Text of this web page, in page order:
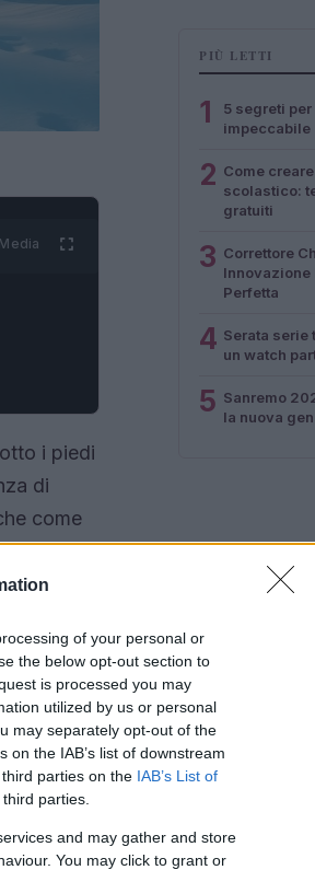
of your personal or
the below opt-out section to
is processed you may
utilized by us or personal
may separately opt-out of the
the IAB’s list of downstream
parties on the IAB’s List of
parties.
and may gather and store
You may click to grant or
Media
i piedi
di
come
un
PIÙ LETTI
1
5 segreti
impeccabile
2 Come
scolastico:
gratuiti
3 Correttore
Innovazione
Perfetta
4 Serata serie
un watch
5 Sanremo
la nuova